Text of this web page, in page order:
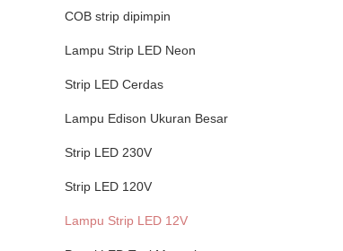
COB strip dipimpin
Lampu Strip LED Neon
Strip LED Cerdas
Lampu Edison Ukuran Besar
Strip LED 230V
Strip LED 120V
Lampu Strip LED 12V